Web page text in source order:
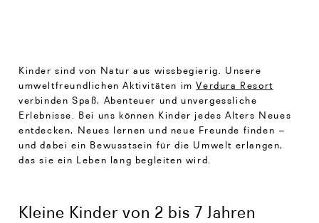
Kinder sind von Natur aus wissbegierig. Unsere
umweltfreundlichen Aktivitäten imVerdura Resort
verbinden Spaß, Abenteuer und unvergessliche
Erlebnisse. Bei uns können Kinder jedes Alters Neues
entdecken, Neues lernen und neue Freunde finden –
und dabei ein Bewusstsein für die Umwelt erlangen,
das sie ein Leben lang begleiten wird.
Kleine Kinder von 2 bis 7 Jahren